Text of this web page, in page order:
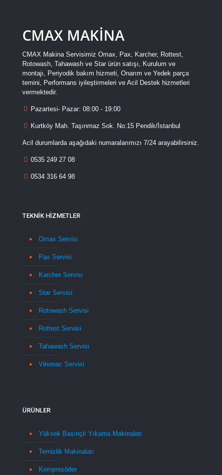
CMAX MAKİNA
CMAX Makina Servisimiz Omax, Pax, Karcher, Rottest,
Rotowash, Tahawash ve Star ürün satışı, Kurulum ve
montajı, Periyodik bakım hizmeti, Onarım ve Yedek parça
temini, Performans iyileştirmeleri ve Acil Destek hizmetleri
vermektedir.
Pazartesi- Pazar: 08:00 - 19:00
Kurtköy Mah. Taşınmaz Sok. No:15 Pendik/İstanbul
Acil durumlarda aşağıdaki numaralarımızı 7/24 arayabilirsiniz.
0535 249 27 08
0534 316 64 98
TEKNİK HİZMETLER
Omax Servisi
Pax Servisi
Karcher Servisi
Star Servisi
Rotowash Servisi
Rottest Servisi
Tahawash Servisi
Vitemac Servisi
ÜRÜNLER
Yüksek Basınçlı Yıkama Makinaları
Temizlik Makinaları
Kompresörler